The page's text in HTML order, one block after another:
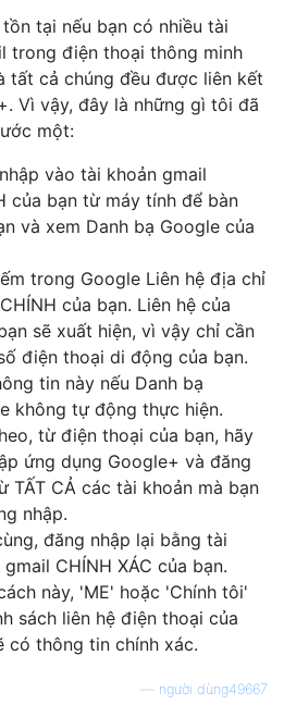
tại nếu bạn có nhiều tài
trong điện thoại thông minh
tất cả chúng đều được liên kết
Vì vậy, đây là những gì tôi đã
một:
vào tài khoản gmail
của bạn từ máy tính để bàn
và xem Danh bạ Google của
trong Google Liên hệ địa chỉ
của bạn. Liên hệ của
sẽ xuất hiện, vì vậy chỉ cần
điện thoại di động của bạn.
tin này nếu Danh bạ
không tự động thực hiện.
từ điện thoại của bạn, hãy
ứng dụng Google+ và đăng
​​TẤT CẢ các tài khoản mà bạn
nhập.
đăng nhập lại bằng tài
gmail CHÍNH XÁC của bạn.
này, 'ME' hoặc 'Chính tôi'
sách liên hệ điện thoại của
có thông tin chính xác.
người dùng49667